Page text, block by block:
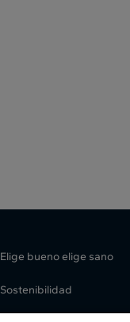
Elige bueno elige sano
Sostenibilidad